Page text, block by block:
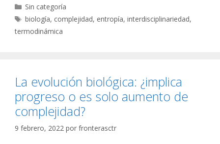
Categorías
Sin categoría
Etiquetas
biología, complejidad, entropía,interdisciplinariedad,
termodinámica
La evolución biológica: ¿implica
progreso o es solo aumento de
complejidad?
9 febrero, 2022 por fronterasctr